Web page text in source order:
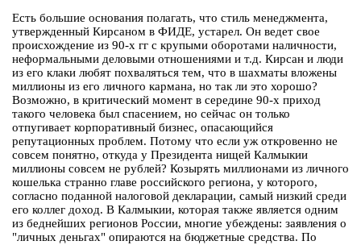
Есть большие основания полагать, что стиль менеджмента,
утвержденный Кирсаном в ФИДЕ, устарел. Он ведет свое
происхождение из 90-х гг с крупыми оборотами наличности,
неформальными деловыми отношениями и т.д. Кирсан и люди
из его клаки любят похваляться тем, что в шахматы вложены
миллионы из его личного кармана, но так ли это хорошо?
Возможно, в критический момент в середине 90-х приход
такого человека был спасением, но сейчас он только
отпугивает корпоративный бизнес, опасающийся
репутационных проблем. Потому что если уж откровенно не
совсем понятно, откуда у Президента нищей Калмыкии
миллионы совсем не рублей? Козырять миллионами из личного
кошелька странно главе российского региона, у которого,
согласно поданной налоговой декларации, самый низкий среди
его коллег доход. В Калмыкии, которая также является одним
из беднейших регионов России, многие убеждены: заявления о
"личных деньгах" опираются на бюджетные средства. По